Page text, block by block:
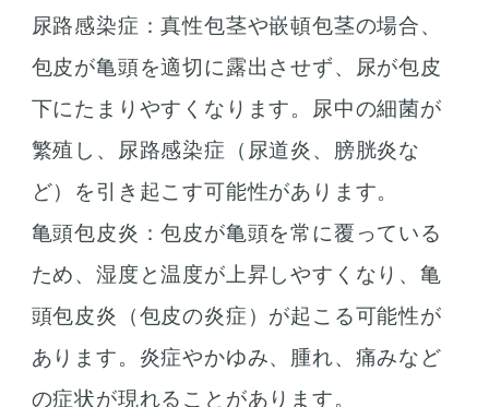
尿路感染症：真性包茎や嵌頓包茎の場合、
包皮が亀頭を適切に露出させず、尿が包皮
下にたまりやすくなります。尿中の細菌が
繁殖し、尿路感染症（尿道炎、膀胱炎な
ど）を引き起こす可能性があります。
亀頭包皮炎：包皮が亀頭を常に覆っている
ため、湿度と温度が上昇しやすくなり、亀
頭包皮炎（包皮の炎症）が起こる可能性が
あります。炎症やかゆみ、腫れ、痛みなど
の症状が現れることがあります。